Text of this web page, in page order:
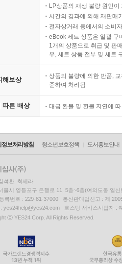
LP상품의 재생 불량 원인
시간의 경과에 의해 재판매
전자상거래 등에서의 소비
eBook 세트 상품은 일괄 구
1개의 상품으로 취급 및 판
우, 세트 상품 전부 및 세트
해보상
상품의 불량에 의한 반품,
준하여 처리됨
따른 배상 대금 환불 및 환불 지연에
정보처리방침 청소년보호정책 도서홍보안내
석환, 최세라
울시 영등포구 은행로 11, 5층~6층(여의도동,일신
록번호 : 229-81-37000 통신판매업신고 : 제
: yes24help@yes24.com 호스팅 서비스사업자 :
ⓒ YES24 Corp. All Rights Reserved.